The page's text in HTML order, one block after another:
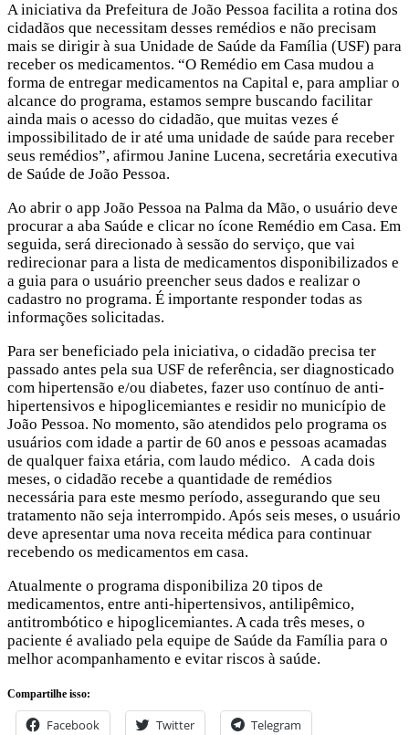
A iniciativa da Prefeitura de João Pessoa facilita a rotina dos
cidadãos que necessitam desses remédios e não precisam
mais se dirigir à sua Unidade de Saúde da Família (USF) para
receber os medicamentos. “O Remédio em Casa mudou a
forma de entregar medicamentos na Capital e, para ampliar o
alcance do programa, estamos sempre buscando facilitar
ainda mais o acesso do cidadão, que muitas vezes é
impossibilitado de ir até uma unidade de saúde para receber
seus remédios”, afirmou Janine Lucena, secretária executiva
de Saúde de João Pessoa.
Ao abrir o app João Pessoa na Palma da Mão, o usuário deve
procurar a aba Saúde e clicar no ícone Remédio em Casa. Em
seguida, será direcionado à sessão do serviço, que vai
redirecionar para a lista de medicamentos disponibilizados e
a guia para o usuário preencher seus dados e realizar o
cadastro no programa. É importante responder todas as
informações solicitadas.
Para ser beneficiado pela iniciativa, o cidadão precisa ter
passado antes pela sua USF de referência, ser diagnosticado
com hipertensão e/ou diabetes, fazer uso contínuo de anti-
hipertensivos e hipoglicemiantes e residir no município de
João Pessoa. No momento, são atendidos pelo programa os
usuários com idade a partir de 60 anos e pessoas acamadas
de qualquer faixa etária, com laudo médico. A cada dois
meses, o cidadão recebe a quantidade de remédios
necessária para este mesmo período, assegurando que seu
tratamento não seja interrompido. Após seis meses, o usuário
deve apresentar uma nova receita médica para continuar
recebendo os medicamentos em casa.
Atualmente o programa disponibiliza 20 tipos de
medicamentos, entre anti-hipertensivos, antilipêmico,
antitrombótico e hipoglicemiantes. A cada três meses, o
paciente é avaliado pela equipe de Saúde da Família para o
melhor acompanhamento e evitar riscos à saúde.
Compartilhe isso:
Facebook Twitter Telegram